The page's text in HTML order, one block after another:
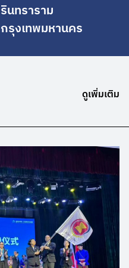
รินทราราม
กรุงเทพมหานคร
ดูเพิ่มเติม